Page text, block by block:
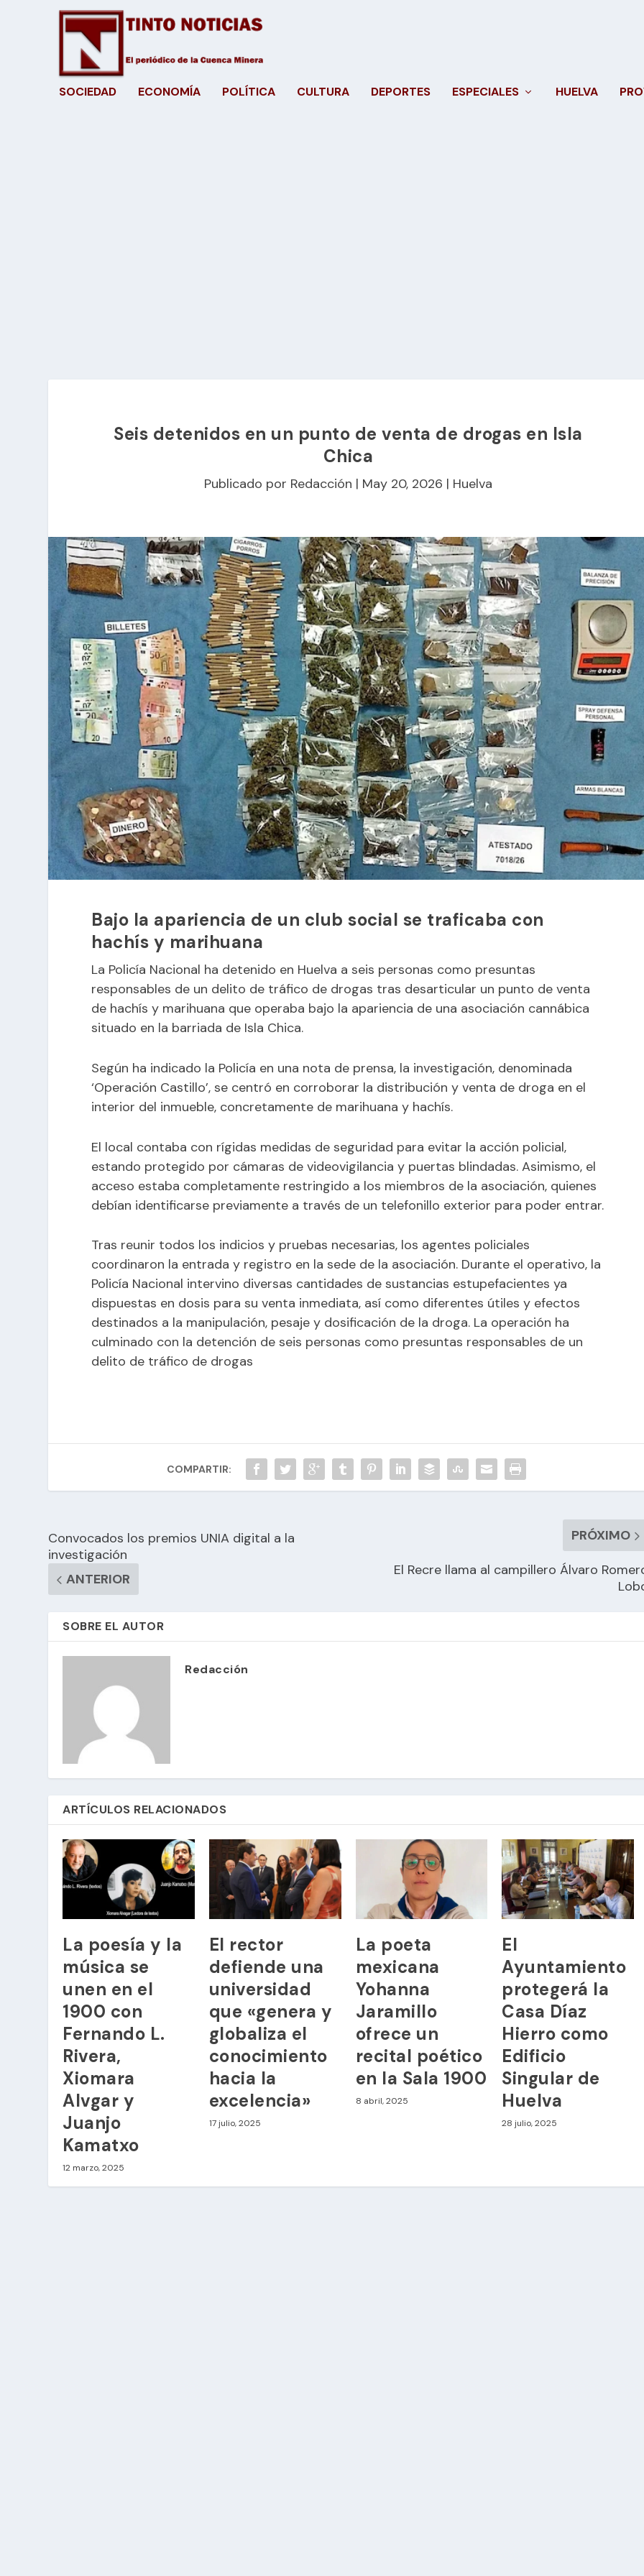
SOCIEDAD ECONOMÍA POLÍTICA CULTURA DEPORTES ESPECIALES HUELVA
Seis detenidos en un punto de venta de drogas en Isla
Chica
Publicado por Redacción | May 20, 2026 | Huelva
Bajo la apariencia de un club social se traficaba con
hachís y marihuana
La Policía Nacional ha detenido en Huelva a seis personas como presuntas
responsables de un delito de tráfico de drogas tras desarticular un punto de venta
de hachís y marihuana que operaba bajo la apariencia de una asociación cannábica
situado en la barriada de Isla Chica.
Según ha indicado la Policía en una nota de prensa, la investigación, denominada
‘Operación Castillo’, se centró en corroborar la distribución y venta de droga en el
interior del inmueble, concretamente de marihuana y hachís.
El local contaba con rígidas medidas de seguridad para evitar la acción policial,
estando protegido por cámaras de videovigilancia y puertas blindadas. Asimismo, el
acceso estaba completamente restringido a los miembros de la asociación, quienes
debían identificarse previamente a través de un telefonillo exterior para poder entrar.
Tras reunir todos los indicios y pruebas necesarias, los agentes policiales
coordinaron la entrada y registro en la sede de la asociación. Durante el operativo, la
Policía Nacional intervino diversas cantidades de sustancias estupefacientes ya
dispuestas en dosis para su venta inmediata, así como diferentes útiles y efectos
destinados a la manipulación, pesaje y dosificación de la droga. La operación ha
culminado con la detención de seis personas como presuntas responsables de un
delito de tráfico de drogas
COMPARTIR:
Convocados los premios UNIA digital a la
investigación
ANTERIOR
PRÓXIMO
El Recre llama al campillero Álvaro
SOBRE EL AUTOR
Redacción
ARTÍCULOS RELACIONADOS
La poesía y la
música se
unen en el
1900 con
Fernando L.
Rivera,
Xiomara
Alvgar y
Juanjo
Kamatxo
12 marzo, 2025
El rector
defiende una
universidad
que «genera y
globaliza el
conocimiento
hacia la
excelencia»
17 julio, 2025
La poeta
mexicana
Yohanna
Jaramillo
ofrece un
recital poético
en la Sala 1900
8 abril, 2025
El
Ayuntamiento
protegerá la
Casa Díaz
Hierro como
Edificio
Singular de
Huelva
28 julio, 2025